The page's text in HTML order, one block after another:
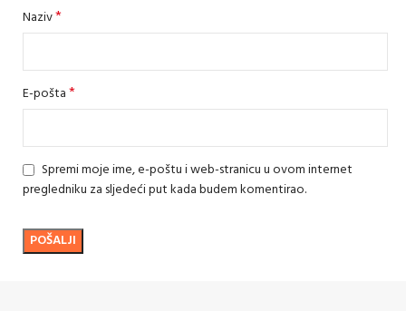
Naziv*
E-pošta*
Spremi moje ime, e-poštu i web-stranicu u ovom internet
pregledniku za sljedeći put kada budem komentirao.